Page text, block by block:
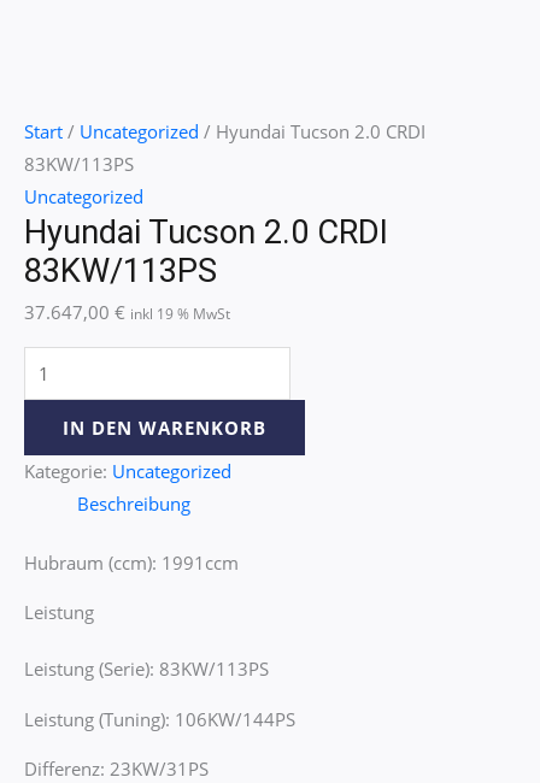
Start / Uncategorized / Hyundai Tucson 2.0 CRDI
83KW/113PS
Uncategorized
Hyundai Tucson 2.0 CRDI
83KW/113PS
37.647,00 € inkl 19 % MwSt
IN DEN WARENKORB
Kategorie: Uncategorized
Beschreibung
Hubraum (ccm): 1991ccm
Leistung
Leistung (Serie): 83KW/113PS
Leistung (Tuning): 106KW/144PS
Differenz: 23KW/31PS